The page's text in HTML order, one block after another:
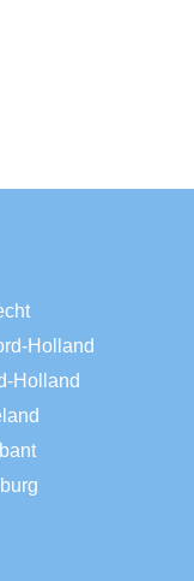
Holland
Holland